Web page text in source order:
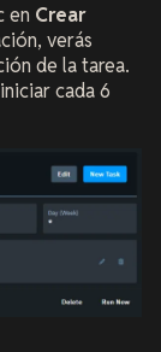
en Crear
verás
de la tarea.
cada 6